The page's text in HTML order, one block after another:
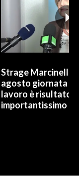
Strage Marcinelle,
agosto giornata
lavoro è risultato
importantissimo